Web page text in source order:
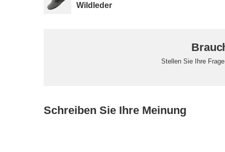
Wildleder
Stellen Sie Ihre
Schreiben Sie Ihre Meinung